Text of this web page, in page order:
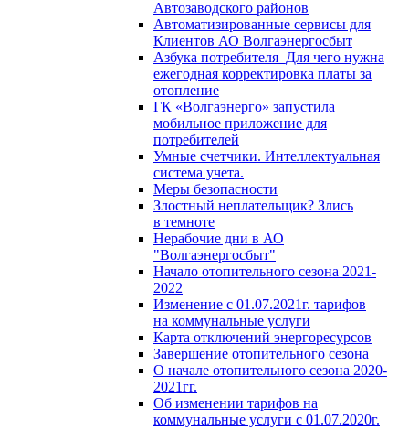
Автозаводского районов
Автоматизированные сервисы для
Клиентов АО Волгаэнергосбыт
Азбука потребителя_Для чего нужна
ежегодная корректировка платы за
отопление
ГК «Волгаэнерго» запустила
мобильное приложение для
потребителей
Умные счетчики. Интеллектуальная
система учета.
Меры безопасности
Злостный неплательщик? Злись
в темноте
Нерабочие дни в АО
"Волгаэнергосбыт"
Начало отопительного сезона 2021-
2022
Изменение с 01.07.2021г. тарифов
на коммунальные услуги
Карта отключений энергоресурсов
Завершение отопительного сезона
О начале отопительного сезона 2020-
2021гг.
Об изменении тарифов на
коммунальные услуги с 01.07.2020г.